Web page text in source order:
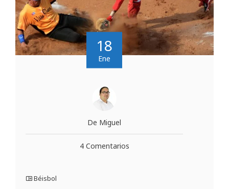
18
Ene
De Miguel
4 Comentarios
Béisbol